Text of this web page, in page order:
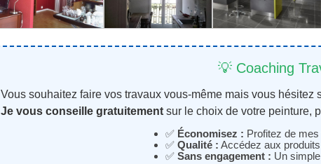
💡 Coaching
Vous souhaitez faire vos travaux vous-même mais vous hésitez
Je vous conseille gratuitement sur le choix de votre peinture,
✅ Économisez : Profitez de
✅ Qualité : Accédez aux
✅ Sans engagement : Un